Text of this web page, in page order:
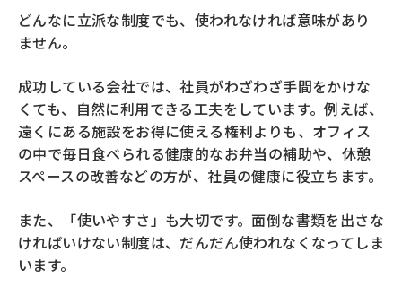
どんなに立派な制度でも、使われなければ意味があり
ません。
成功している会社では、社員がわざわざ手間をかけな
くても、自然に利用できる工夫をしています。例えば、
遠くにある施設をお得に使える権利よりも、オフィス
の中で毎日食べられる健康的なお弁当の補助や、休憩
スペースの改善などの方が、社員の健康に役立ちます。
また、「使いやすさ」も大切です。面倒な書類を出さな
ければいけない制度は、だんだん使われなくなってしま
います。